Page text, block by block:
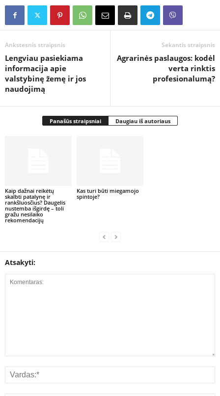
Ankstesnis straipsnis
Lengviau pasiekiama
informacija apie
valstybinę žemę ir jos
naudojimą
Sekantis straipsnis
Agrarinės paslaugos: kodėl
verta rinktis
profesionalumą?
Panašūs straipsniai Daugiau iš autoriaus
Kaip dažnai reikėtų
skalbti patalynę ir
rankšluosčius? Daugelis
nustemba išgirdę – toli
gražu nesilaiko
rekomendacijų
Kas turi būti miegamojo
spintoje?
Atsakyti: